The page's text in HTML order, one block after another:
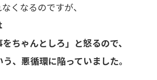
くなるのですが、
ちゃんとしろ」と怒るので、
、悪循環に陥っていました。